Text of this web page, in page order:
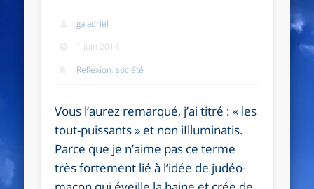
galadriel
1 juin 2014
Reflexion,société
Vous l’aurez remarqué, j’ai titré : « les
tout-puissants » et non iIlluminatis.
Parce que je n’aime pas ce terme
très fortement lié à l’idée de judéo-